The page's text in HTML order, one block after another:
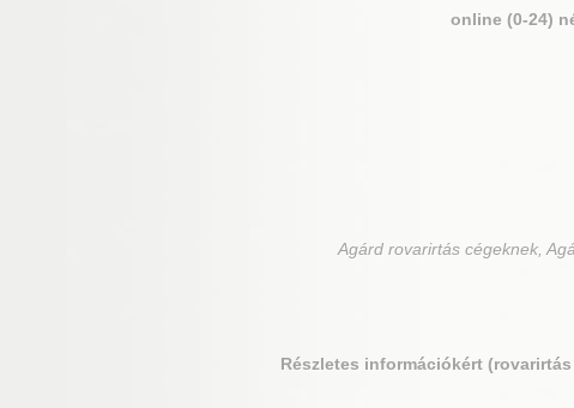
online (0-24)
Agárdrovarirtás cégeknek,
Részletes információkért